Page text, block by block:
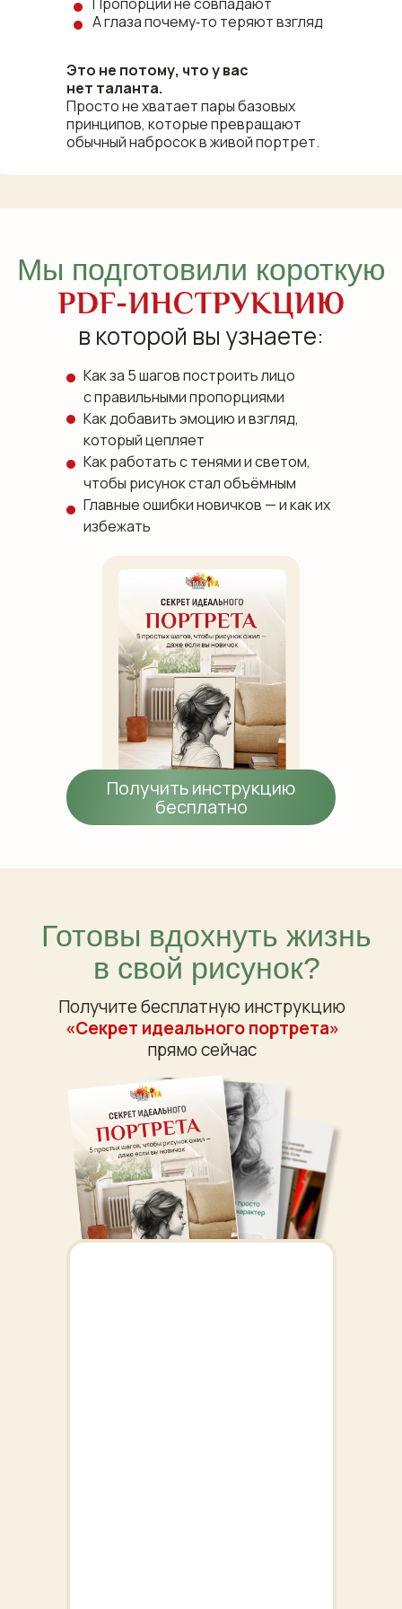
А глаза почему‑то теряют взгляд
Это не потому, что у вас
нет таланта.
Просто не хватает пары базовых
принципов, которые превращают
обычный набросок в живой портрет.
Мы подготовили короткую
в которой вы узнаете:
Как за 5 шагов построить лицо
с правильными пропорциями
Как добавить эмоцию и взгляд,
который цепляет
Как работать с тенями и светом,
чтобы рисунок стал объёмным
Главные ошибки новичков — и как их
избежать
Получить инструкцию
бесплатно
Готовы вдохнуть жизнь
в свой рисунок?
Получите бесплатную инструкцию
«Секрет идеального портрета»
прямо сейчас